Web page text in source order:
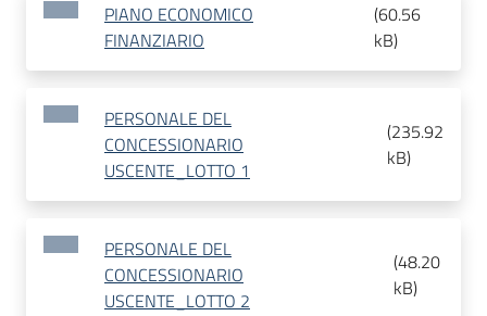
PIANO ECONOMICO
FINANZIARIO
(60.56
kB)
PERSONALE DEL
CONCESSIONARIO
USCENTE_LOTTO 1
(235.92
kB)
PERSONALE DEL
CONCESSIONARIO
USCENTE_LOTTO 2
(48.20
kB)